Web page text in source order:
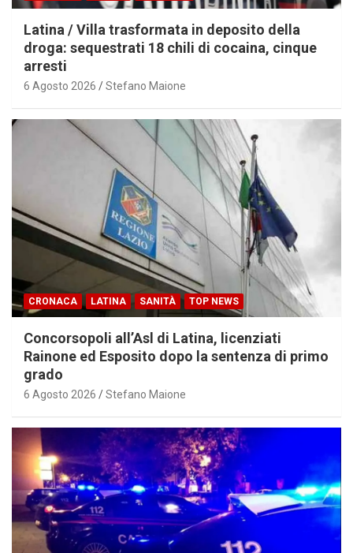
Latina / Villa trasformata in deposito della
droga: sequestrati 18 chili di cocaina, cinque
arresti
6 Agosto 2026 Stefano Maione
CRONACA LATINA SANITÀ TOP NEWS
Concorsopoli all’Asl di Latina, licenziati
Rainone ed Esposito dopo la sentenza di primo
grado
6 Agosto 2026 Stefano Maione